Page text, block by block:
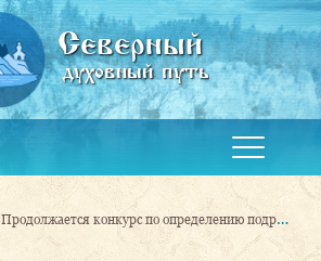
Северный
духовный путь
Продолжается конкурс по определению подрядчика на строительство часовни в Сямозеро